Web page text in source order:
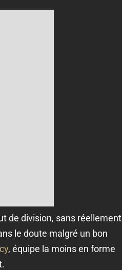
de division, sans réellement
le doute malgré un bon
, équipe la moins en forme